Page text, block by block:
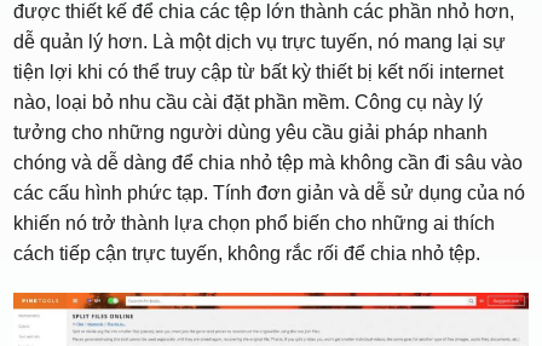
được thiết kế để chia các tệp lớn thành các phần nhỏ hơn,
dễ quản lý hơn. Là một dịch vụ trực tuyến, nó mang lại sự
tiện lợi khi có thể truy cập từ bất kỳ thiết bị kết nối internet
nào, loại bỏ nhu cầu cài đặt phần mềm. Công cụ này lý
tưởng cho những người dùng yêu cầu giải pháp nhanh
chóng và dễ dàng để chia nhỏ tệp mà không cần đi sâu vào
các cấu hình phức tạp. Tính đơn giản và dễ sử dụng của nó
khiến nó trở thành lựa chọn phổ biến cho những ai thích
cách tiếp cận trực tuyến, không rắc rối để chia nhỏ tệp.